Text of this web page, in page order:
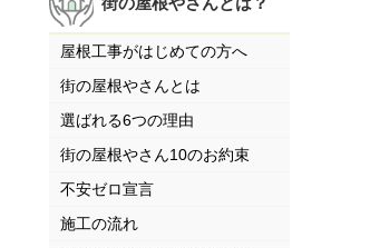
屋根工事がはじめての方へ
街の屋根やさんとは
選ばれる6つの理由
街の屋根やさん10のお約束
不安ゼロ宣言
施工の流れ